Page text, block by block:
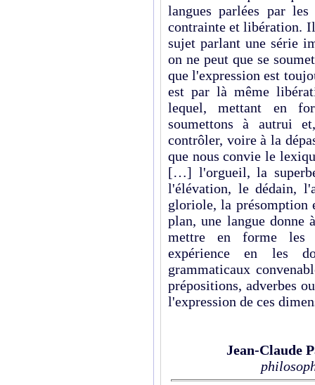
langues parlées par
contrainte et libération.
sujet parlant une série
on ne peut que se
que l'expression est
est par là même
lequel, mettant en
soumettons à autrui
contrôler, voire à la
que nous convie le
[…] l'orgueil, la
l'élévation, le dédain,
gloriole, la présomption
plan, une langue donne
mettre en forme les
expérience en les
grammaticaux
prépositions, adverbes
l'expression de ces
Jean-Claude